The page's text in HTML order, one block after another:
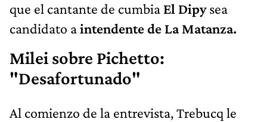
que el cantante de cumbia El Dipysea
candidato aintendente de La Matanza.
Milei sobre Pichetto:
"Desafortunado"
Al comienzo de la entrevista, Trebucq le